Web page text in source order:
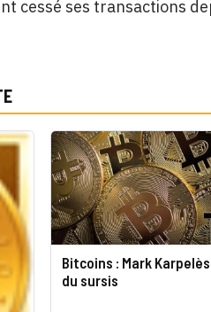
cessé ses transactions
Bitcoins : Mark
du sursis